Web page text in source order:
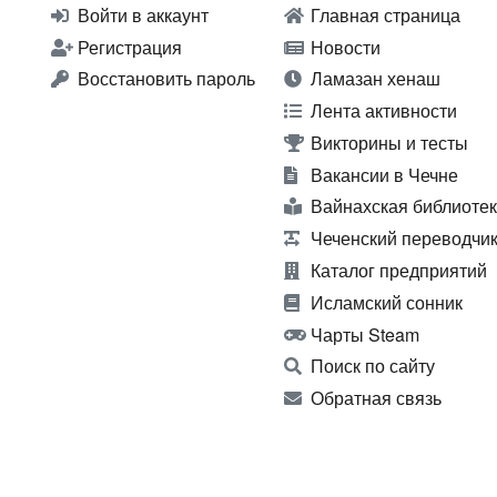
Войти в аккаунт
Регистрация
Восстановить пароль
Главная страница
Новости
Ламазан хенаш
Лента активности
Викторины и тесты
Вакансии в Чечне
Вайнахская
Чеченский
Каталог предприятий
Исламский сонник
Чарты Steam
Поиск по сайту
Обратная связь